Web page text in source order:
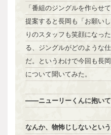
「番組のジングルを作らせ
提案すると長岡も「お願い
りのスタッフも笑顔になっ
る、ジングルがどのような
だ。というわけで今回も長
について聞いてみた。
――ニューリーくんに抱いて
なんか、物怖じしないとい